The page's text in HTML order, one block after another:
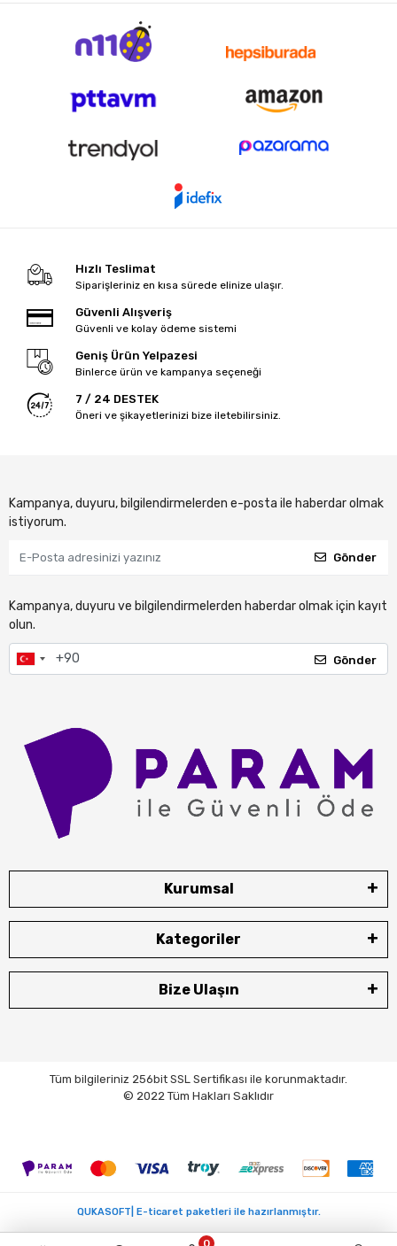
Hızlı Teslimat
Siparişleriniz en kısa sürede elinize ulaşır.
Güvenli Alışveriş
Güvenli ve kolay ödeme sistemi
Geniş Ürün Yelpazesi
Binlerce ürün ve kampanya seçeneği
7 / 24 DESTEK
Öneri ve şikayetlerinizi bize iletebilirsiniz.
Kampanya, duyuru, bilgilendirmelerden e-posta ile haberdar olmak
istiyorum.
Gönder
Kampanya, duyuru ve bilgilendirmelerden haberdar olmak için kayıt
olun.
Gönder
Kurumsal
Kategoriler
Bize Ulaşın
Tüm bilgileriniz 256bit SSL Sertifikası ile korunmaktadır.
© 2022 Tüm Hakları Saklıdır
0
QUKASOFT| E-ticaret paketleri ile hazırlanmıştır.